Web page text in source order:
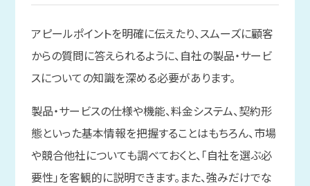
アピールポイントを明確に伝えたり、スムーズに顧客
からの質問に答えられるように、自社の製品・サービ
スについての知識を深める必要があります。
製品・サービスの仕様や機能、料金システム、契約形
態といった基本情報を把握することはもちろん、市場
や競合他社についても調べておくと、「自社を選ぶ必
要性」を客観的に説明できます。また、強みだけでな